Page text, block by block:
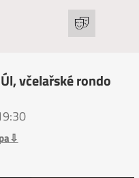
včelařské rondo